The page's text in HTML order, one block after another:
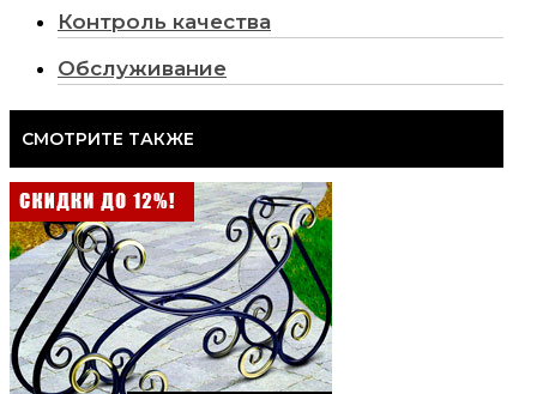
Контроль качества
Обслуживание
СМОТРИТЕ ТАКЖЕ